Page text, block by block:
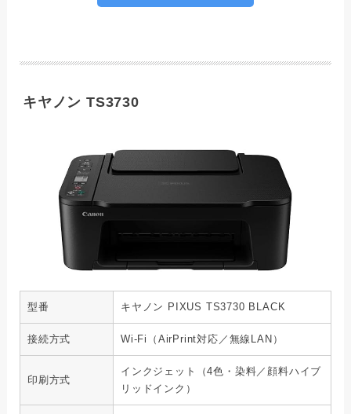
キヤノン TS3730
型番 キヤノン PIXUS TS3730 BLACK
接続方式 Wi-Fi（AirPrint対応／無線LAN）
印刷方式
インクジェット（4色・染料／顔料ハイブ
リッドインク）